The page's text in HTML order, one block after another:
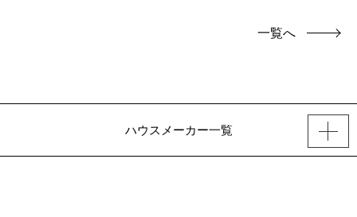
一覧へ
ハウスメーカー一覧